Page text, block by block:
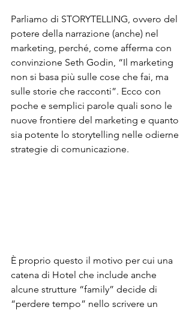
Parliamo di STORYTELLING, ovvero del
potere della narrazione (anche) nel
marketing, perché, come afferma con
convinzione Seth Godin, “Il marketing
non si basa più sulle cose che fai, ma
sulle storie che racconti”. Ecco con
poche e semplici parole quali sono le
nuove frontiere del marketing e quanto
sia potente lo storytelling nelle odierne
strategie di comunicazione.
È proprio questo il motivo per cui una
catena di Hotel che include anche
alcune strutture “family” decide di
“perdere tempo” nello scrivere un